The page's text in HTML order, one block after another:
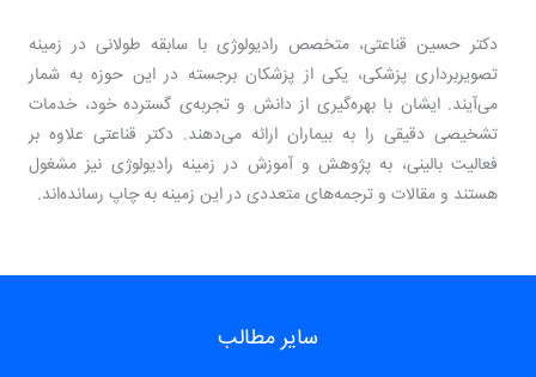
دکتر حسین قناعتی، متخصص رادیولوژی با سابقه طولانی در زمینه
تصویربرداری پزشکی، یکی از پزشکان برجسته در این حوزه به شمار
می‌آیند. ایشان با بهره‌گیری از دانش و تجربه‌ی گسترده خود، خدمات
تشخیصی دقیقی را به بیماران ارائه می‌دهند. دکتر قناعتی علاوه بر
فعالیت بالینی، به پژوهش و آموزش در زمینه رادیولوژی نیز مشغول
هستند و مقالات و ترجمه‌های متعددی در این زمینه به چاپ رسانده‌اند.
سایر مطالب